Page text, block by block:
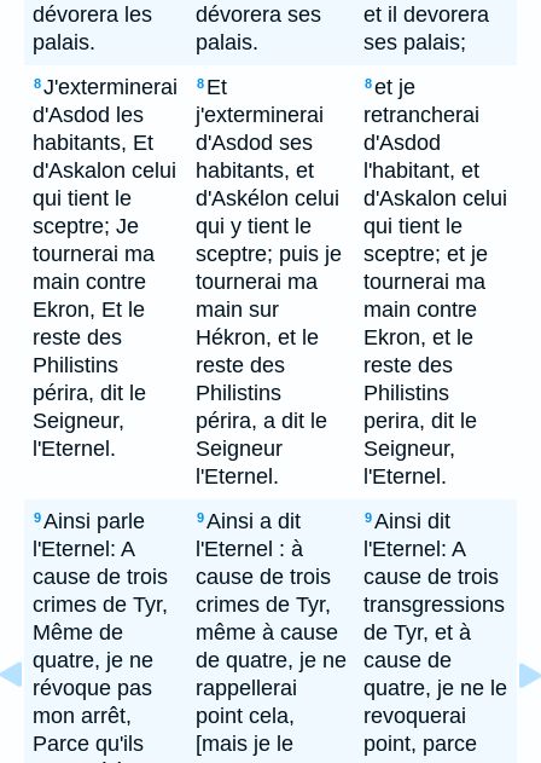
dévorera les
palais.
dévorera ses
palais.
et il devorera
ses palais;
8J'exterminerai
d'Asdod les
habitants, Et
d'Askalon celui
qui tient le
sceptre; Je
tournerai ma
main contre
Ekron, Et le
reste des
Philistins
périra, dit le
Seigneur,
l'Eternel.
8 Et
j'exterminerai
d'Asdod ses
habitants, et
d'Askélon celui
qui y tient le
sceptre; puis je
tournerai ma
main sur
Hékron, et le
reste des
Philistins
périra, a dit le
Seigneur
l'Eternel.
8et je
retrancherai
d'Asdod
l'habitant, et
d'Askalon celui
qui tient le
sceptre; et je
tournerai ma
main contre
Ekron, et le
reste des
Philistins
perira, dit le
Seigneur,
l'Eternel.
9Ainsi parle
l'Eternel: A
cause de trois
crimes de Tyr,
Même de
quatre, je ne
révoque pas
mon arrêt,
Parce qu'ils
9Ainsi a dit
l'Eternel : à
cause de trois
crimes de Tyr,
même à cause
de quatre, je ne
rappellerai
point cela,
[mais je le
9Ainsi dit
l'Eternel: A
cause de trois
transgressions
de Tyr, et à
cause de
quatre, je ne le
revoquerai
point, parce